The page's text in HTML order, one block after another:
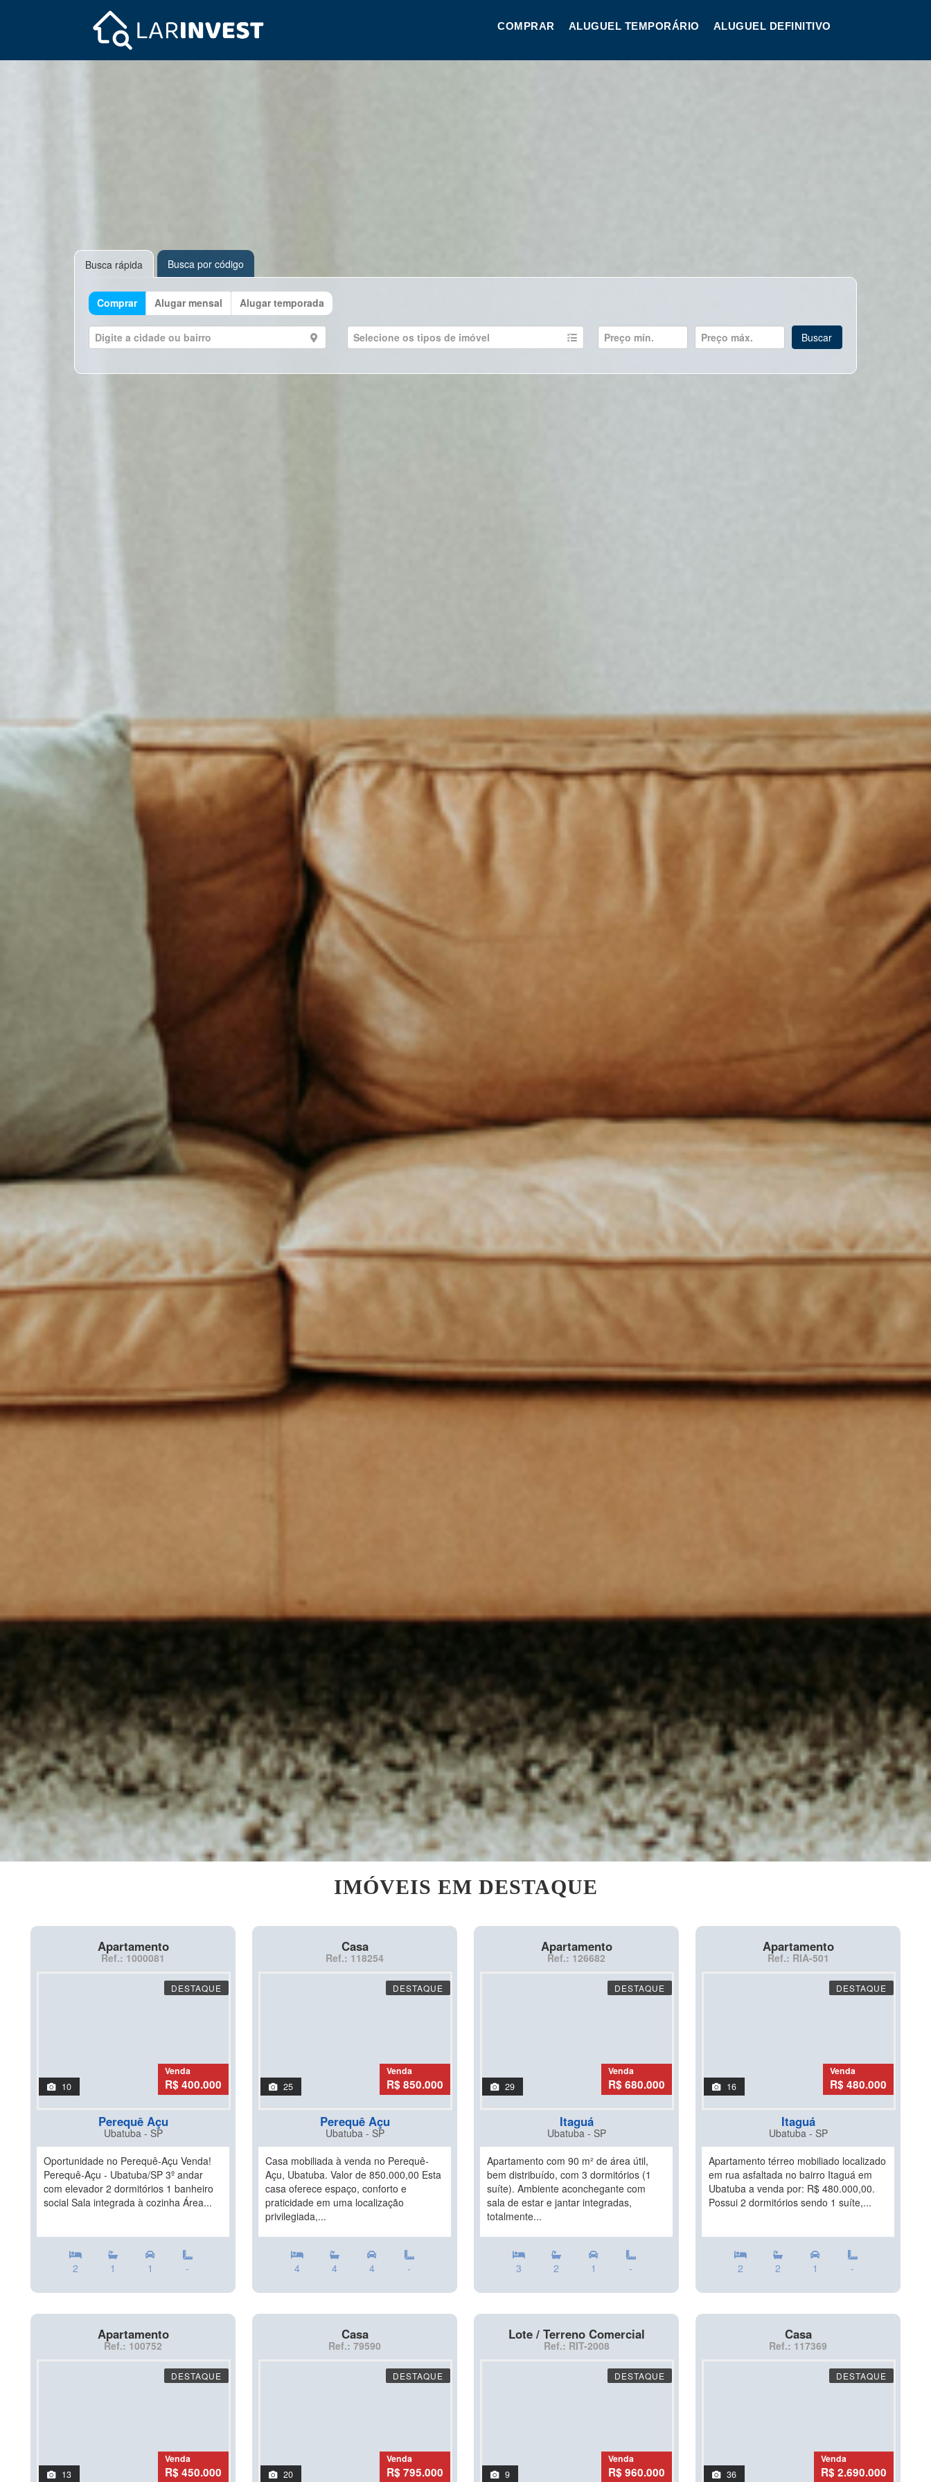
COMPRAR ALUGUEL TEMPORÁRIO ALUGUEL DEFINITIVO
Busca rápida Busca por código
Comprar Alugar mensal Alugar temporada
IMÓVEIS EM DESTAQUE
Apartamento
Ref.: 1000081
DESTAQUE
10
Venda
R$ 400.000
Perequê Açu
Ubatuba - SP
Oportunidade no Perequê-Açu Venda!
Perequê-Açu - Ubatuba/SP 3º andar
com elevador 2 dormitórios 1 banheiro
social Sala integrada à cozinha Área...
2 1 1 -
Casa
Ref.: 118254
DESTAQUE
25
Venda
R$ 850.000
Perequê Açu
Ubatuba - SP
Casa mobiliada à venda no Perequê-
Açu, Ubatuba. Valor de 850.000,00 Esta
casa oferece espaço, conforto e
praticidade em uma localização
privilegiada,...
4 4 4 -
Apartamento
Ref.: 126682
DESTAQUE
29
Venda
R$ 680.000
Itaguá
Ubatuba - SP
Apartamento com 90 m² de área útil,
bem distribuído, com 3 dormitórios (1
suíte). Ambiente aconchegante com
sala de estar e jantar integradas,
totalmente...
3 2 1 -
Apartamento
Ref.: RIA-501
DESTAQUE
16
Venda
R$ 480.000
Itaguá
Ubatuba - SP
Apartamento térreo mobiliado localizado
em rua asfaltada no bairro Itaguá em
Ubatuba a venda por: R$ 480.000,00.
Possui 2 dormitórios sendo 1 suíte,...
2 2 1 -
Apartamento
Ref.: 100752
DESTAQUE
13
Venda
R$ 450.000
Casa
Ref.: 79590
DESTAQUE
20
Venda
R$ 795.000
Lote / Terreno Comercial
Ref.: RIT-2008
DESTAQUE
9
Venda
R$ 960.000
Casa
Ref.: 117369
DESTAQUE
36
Venda
R$ 2.690.000